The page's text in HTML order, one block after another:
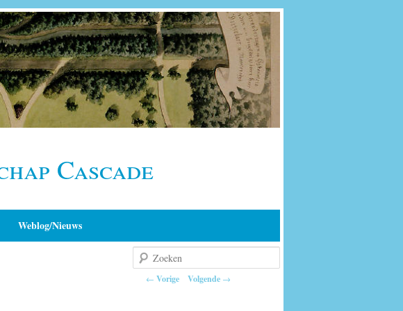
Cascade
Weblog/Nieuws
Berichtnavigatie
← Vorige Volgende →